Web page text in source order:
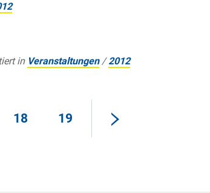
in Veranstaltungen /2012
18 19